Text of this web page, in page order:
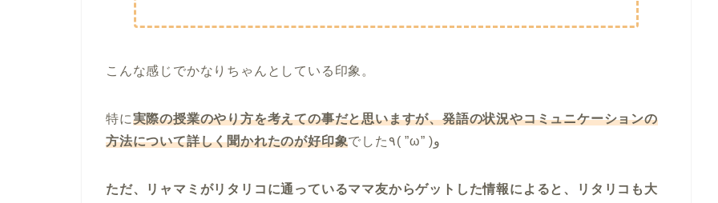
こんな感じでかなりちゃんとしている印象。
特に実際の授業のやり方を考えての事だと思いますが、発語の状況やコミュニケーションの
方法について詳しく聞かれたのが好印象
でした٩( ”ω” )و
ただ、リャマミがリタリコに通っているママ友からゲットした情報によると、リタリコも大